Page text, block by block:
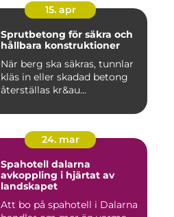
15. apr
Sprutbetong för säkra och
hållbara konstruktioner
När berg ska säkras, tunnlar
kläs in eller skadad betong
återställas kr&au...
24. mar
Spahotell dalarna
avkoppling i hjärtat av
landskapet
Att bo på spahotell i Dalarna